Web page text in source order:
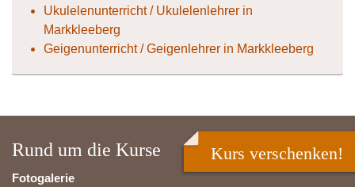
Ukulelenunterricht / Ukulelenlehrer in
Markkleeberg
Geigenunterricht / Geigenlehrer in Markkleeberg
Rund um die Kurse
Fotogalerie
Kurs verschenken!